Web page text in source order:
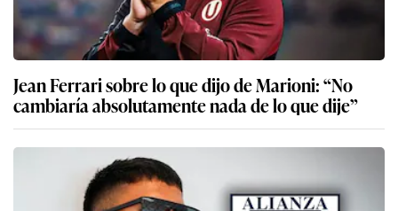
Jean Ferrari sobre lo que dijo de Marioni: “No
cambiaría absolutamente nada de lo que dije”